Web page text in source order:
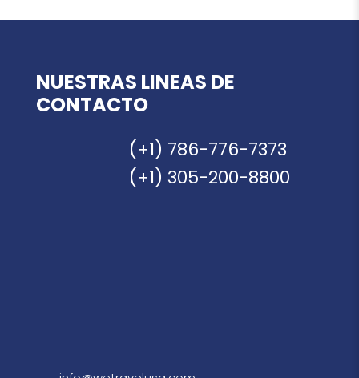
NUESTRAS LINEAS DE
CONTACTO
(+1) 786-776-7373
(+1) 305-200-8800